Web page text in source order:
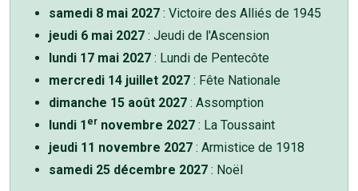
samedi 8 mai 2027 : Victoire des Alliés de 1945
jeudi 6 mai 2027 : Jeudi de l'Ascension
lundi 17 mai 2027 : Lundi de Pentecôte
mercredi 14 juillet 2027 : Fête Nationale
dimanche 15 août 2027 : Assomption
lundi 1 er novembre 2027 : La Toussaint
jeudi 11 novembre 2027 : Armistice de 1918
samedi 25 décembre 2027 : Noël